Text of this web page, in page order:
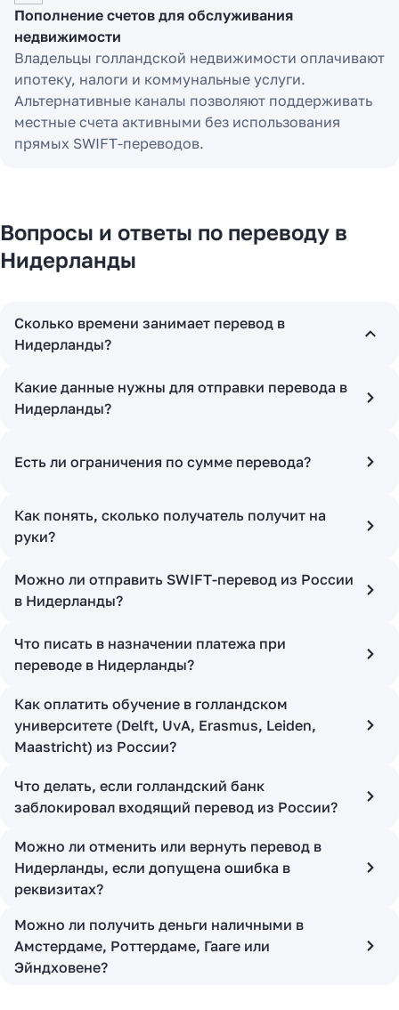
Пополнение счетов для обслуживания
недвижимости
Владельцы голландской недвижимости оплачивают
ипотеку, налоги и коммунальные услуги.
Альтернативные каналы позволяют поддерживать
местные счета активными без использования
прямых SWIFT-переводов.
Вопросы и ответы по переводу в
Нидерланды
Сколько времени занимает перевод в
Нидерланды?
Какие данные нужны для отправки перевода в
Нидерланды?
Есть ли ограничения по сумме перевода?
Как понять, сколько получатель получит на
руки?
Можно ли отправить SWIFT-перевод из России
в Нидерланды?
Что писать в назначении платежа при
переводе в Нидерланды?
Как оплатить обучение в голландском
университете (Delft, UvA, Erasmus, Leiden,
Maastricht) из России?
Что делать, если голландский банк
заблокировал входящий перевод из России?
Можно ли отменить или вернуть перевод в
Нидерланды, если допущена ошибка в
реквизитах?
Можно ли получить деньги наличными в
Амстердаме, Роттердаме, Гааге или
Эйндховене?